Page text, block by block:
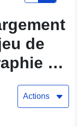
de
de
Actions